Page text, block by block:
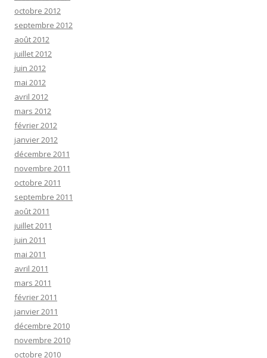
octobre 2012
septembre 2012
août 2012
juillet 2012
juin 2012
mai 2012
avril 2012
mars 2012
février 2012
janvier 2012
décembre 2011
novembre 2011
octobre 2011
septembre 2011
août 2011
juillet 2011
juin 2011
mai 2011
avril 2011
mars 2011
février 2011
janvier 2011
décembre 2010
novembre 2010
octobre 2010